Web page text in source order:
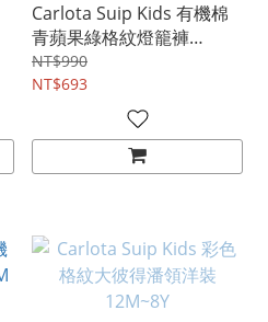
Carlota Suip Kids 有機棉
青蘋果綠格紋燈籠褲
3~12M
NT$990
NT$693